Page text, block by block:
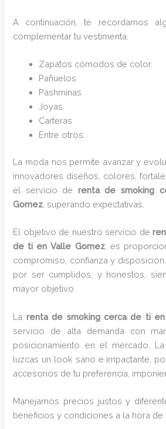
A continuación, te recordamos
complementar tu vestimenta.
Zapatos cómodos de color.
Pañuelos
Pashminas
Joyas
Carteras
Entre otros.
La moda nos permite avanzar y
innovadores diseños, colores,
el servicio de renta de smoking
Gomez , superando expectativas.
El objetivo de nuestro servicio de
de ti en Valle Gomez, es
compromiso, confianza y
por ser cumplidos, y honestos,
mayor objetivo.
La renta de smoking cerca de ti
servicio de alta demanda con
posicionamiento en el mercado.
luzcas un look sano e impactante,
accesorios de tu preferencia,
Manejamos precios justos y
beneficios y condiciones a la hora de